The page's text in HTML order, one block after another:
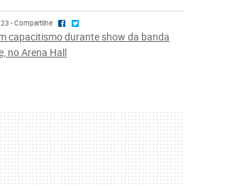
- Compartilhe
capacitismo durante show da banda
no Arena Hall